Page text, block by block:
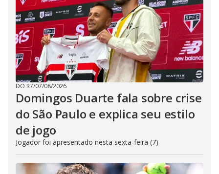
DO R7/07/08/2026
Domingos Duarte fala sobre crise
do São Paulo e explica seu estilo
de jogo
Jogador foi apresentado nesta sexta-feira (7)